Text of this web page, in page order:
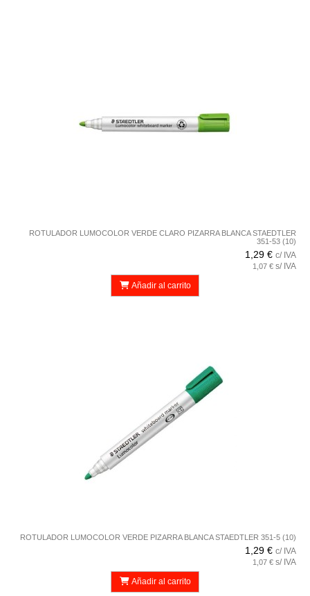
ROTULADOR LUMOCOLOR VERDE CLARO PIZARRA BLANCA STAEDTLER
351-53 (10)
1,29 € c/ IVA
1,07 € s/ IVA
Añadir al carrito
ROTULADOR LUMOCOLOR VERDE PIZARRA BLANCA STAEDTLER 351-5 (10)
1,29 € c/ IVA
1,07 € s/ IVA
Añadir al carrito